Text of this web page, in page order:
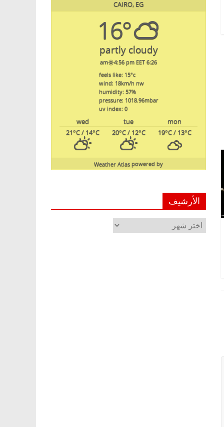
CAIRO, EG
16°
partly cloudy
6:26 am
4:56 pm EET
feels like: 15°c
wind: 18km/h nw
humidity: 57%
pressure: 1018.96mbar
uv index: 0
mon
tue
wed
19°C/ 13°C
20°C/ 12°C
21°C/ 14°C
powered by
Weather Atlas
الأرشيف
الأرشيف